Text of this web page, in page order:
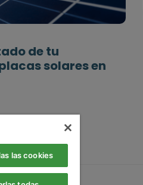
de tu
solares en
las cookies